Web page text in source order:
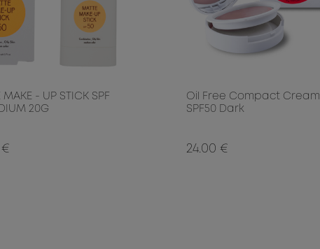
MAKE - UP STICK SPF
20G
€
Oil Free Compact Cream
SPF50 Dark
24.00 €